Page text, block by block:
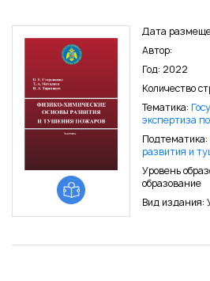
Дата
Автор:
Год: 2022
Количество
Тематика:
экспертиза
Подтематика:
развития и
Уровень
образование
Вид издания: